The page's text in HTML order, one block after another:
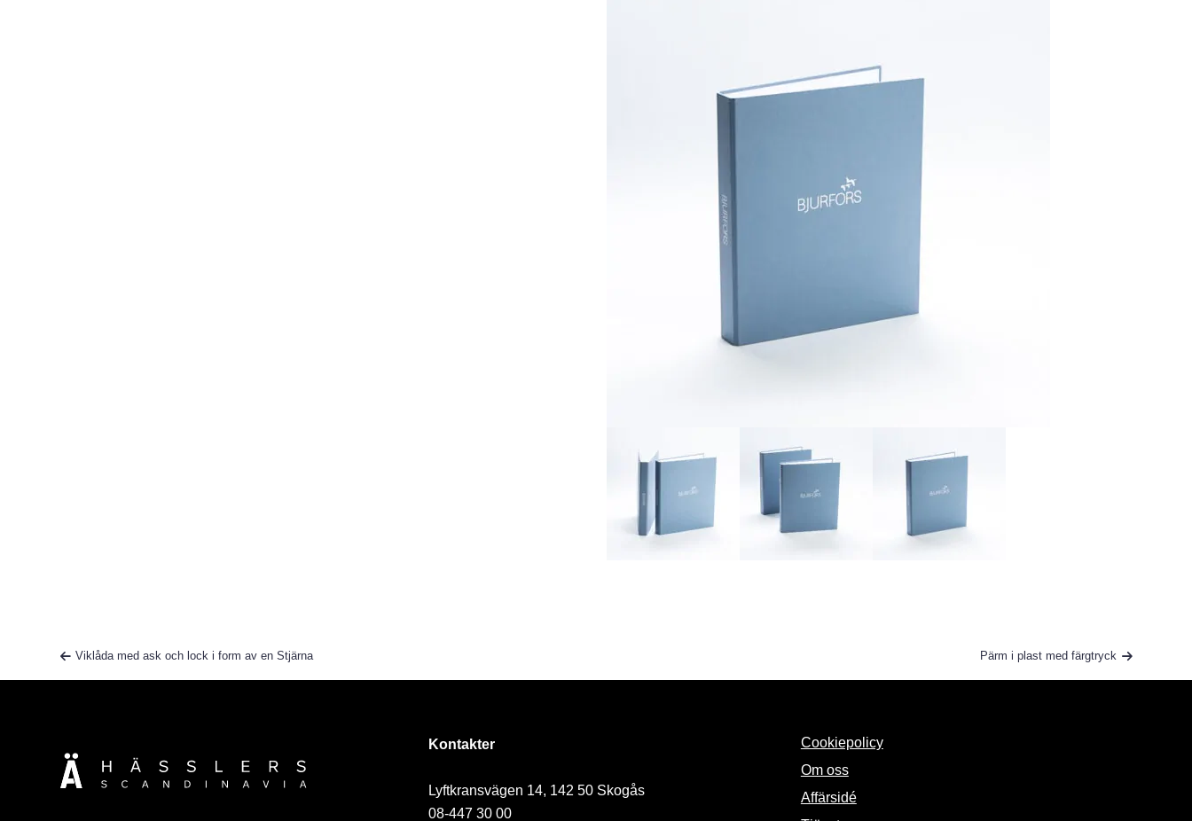
Viklåda med ask och lock i form av en Stjärna Pärm i plast med färgtryck
Kontakter
Lyftkransvägen 14, 142 50 Skogås
08-447 30 00
Cookiepolicy
Om oss
Affärsidé